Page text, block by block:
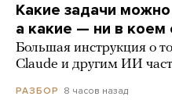
Какие задачи
а какие — ни в коем
Большая инструкция о
Claude и другим ИИ
РАЗБОР 8 часов назад